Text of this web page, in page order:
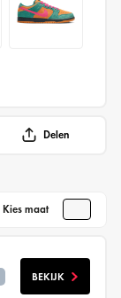
Delen
Kies maat
BEKIJK